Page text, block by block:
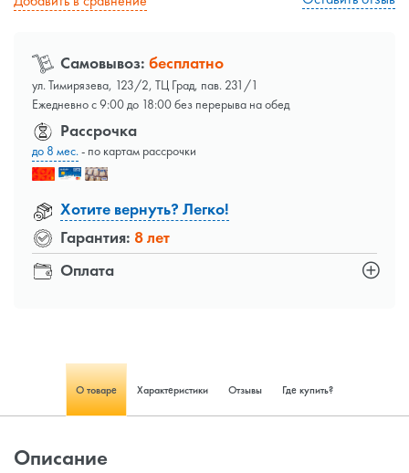
Самовывоз: бесплатно
ул. Тимирязева, 123/2, ТЦ Град, пав. 231/1
Ежедневно с 9:00 до 18:00 без перерыва на обед
Оплата
Рассрочка
до 8 мес.- по картам рассрочки
Хотите вернуть? Легко!
Гарантия: 8 лет
О товаре Характеристики Отзывы Где купить?
Описание